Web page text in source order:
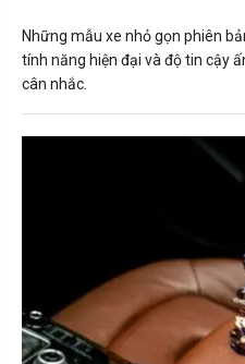
Những mẫu xe nhỏ gọn phiên
tính năng hiện đại và độ tin cậy
cân nhắc.